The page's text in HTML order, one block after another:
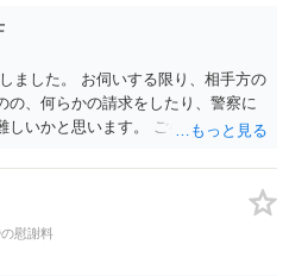
ました。 お伺いする限り、相手方の
の、何らかの請求をしたり、警察に
しいかと思います。 ご参考になれば
慰謝料